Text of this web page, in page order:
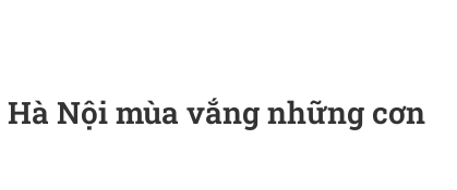
Hà Nội mùa vắng những cơn